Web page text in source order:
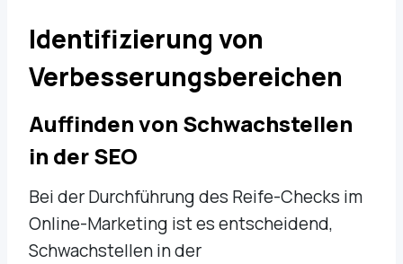
Identifizierung von
Verbesserungsbereichen
Auffinden von Schwachstellen
in der SEO
Bei der Durchführung des Reife-Checks im
Online-Marketing ist es entscheidend,
Schwachstellen in der